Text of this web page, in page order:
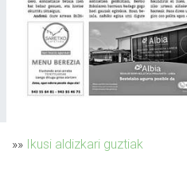
»» Ikusi aldizkari guztiak